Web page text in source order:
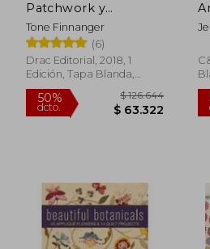
55%
Patchwork y
Muñecos de Tela.
Tilda: Más d e20
Proyecos de Costura
Diseñados y
Realizados Desde el
Tone Finnanger
(6)
Drac Editorial, 2018, 1
Edición, Tapa Blanda,
Nuevo